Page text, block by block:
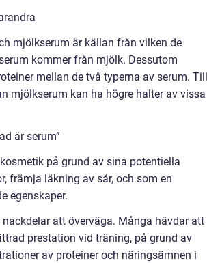
mjölkserum är källan från vilken de
kommer från mjölk. Dessutom
mellan de två typerna av serum. Till
mjölkserum kan ha högre halter av vissa
är serum”
på grund av sina potentiella
främja läkning av sår, och som en
egenskaper.
att överväga. Många hävdar att
prestation vid träning, på grund av
av proteiner och näringsämnen i